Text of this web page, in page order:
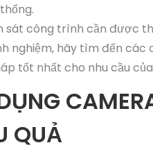
sát công trình cần được
nghiệm, hãy tìm đến
tốt nhất cho nhu cầu
QUẢ